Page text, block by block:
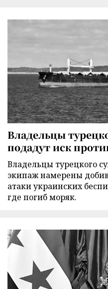
Владельцы
подадут иск
Владельцы турецкого
экипаж намерены
атаки украинских
где погиб моряк.